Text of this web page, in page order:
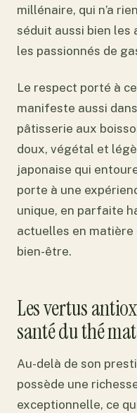
millénaire, qui n’a
séduit aussi bien les
les passionnés de
Le respect porté à
manifeste aussi
pâtisserie aux
doux, végétal et
japonaise qui
porte à une
unique, en parfaite
actuelles en
bien-être.
Les vertus
santé du thé
Au-delà de son
possède une
exceptionnelle, ce